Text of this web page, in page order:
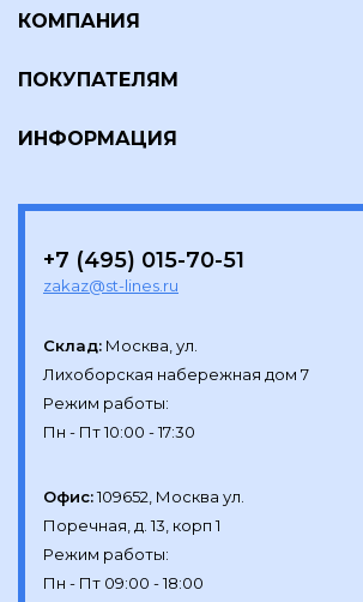
КОМПАНИЯ
ПОКУПАТЕЛЯМ
ИНФОРМАЦИЯ
+7 (495) 015-70-51
zakaz@st-lines.ru
Склад: Москва, ул.
Лихоборская набережная дом 7
Режим работы:
Офис:109652, Москва ул.
Поречная, д. 13, корп 1
Режим работы: